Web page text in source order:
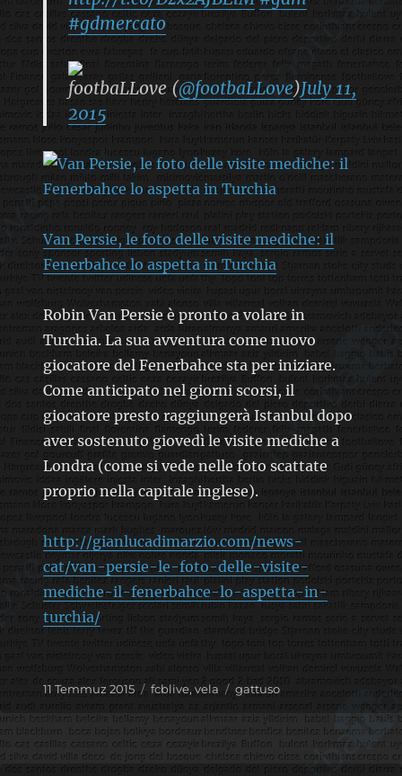
#gdmercato
footbaLLove (@footbaLLove)July 11,
2015
Van Persie, le foto delle visite mediche: il
Fenerbahce lo aspetta in Turchia
Robin Van Persie è pronto a volare in
Turchia. La sua avventura come nuovo
giocatore del Fenerbahce sta per iniziare.
Come anticipato nel giorni scorsi, il
giocatore presto raggiungerà Istanbul dopo
aver sostenuto giovedì le visite mediche a
Londra (come si vede nelle foto scattate
proprio nella capitale inglese).
http://gianlucadimarzio.com/news-
cat/van-persie-le-foto-delle-visite-
mediche-il-fenerbahce-lo-aspetta-in-
turchia/
Yayın
11 Temmuz 2015 Kategoriler
fcblive, vela Etiketler
gattuso